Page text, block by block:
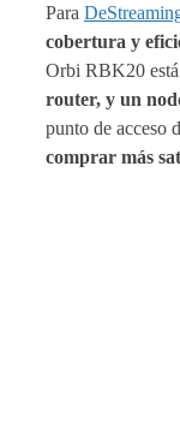
Para
cobertura y
Orbi RBK20
router, y un
punto de acceso
comprar más